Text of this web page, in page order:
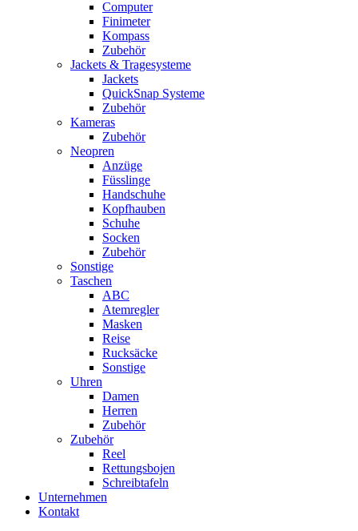
Computer
Finimeter
Kompass
Zubehör
Jackets & Tragesysteme
Jackets
QuickSnap Systeme
Zubehör
Kameras
Zubehör
Neopren
Anzüge
Füsslinge
Handschuhe
Kopfhauben
Schuhe
Socken
Zubehör
Sonstige
Taschen
ABC
Atemregler
Masken
Reise
Rucksäcke
Sonstige
Uhren
Damen
Herren
Zubehör
Zubehör
Reel
Rettungsbojen
Schreibtafeln
Unternehmen
Kontakt